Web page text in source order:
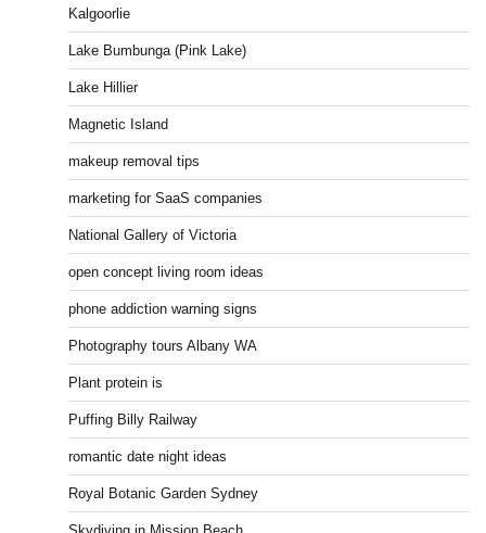
Kalgoorlie
Lake Bumbunga (Pink Lake)
Lake Hillier
Magnetic Island
makeup removal tips
marketing for SaaS companies
National Gallery of Victoria
open concept living room ideas
phone addiction warning signs
Photography tours Albany WA
Plant protein is
Puffing Billy Railway
romantic date night ideas
Royal Botanic Garden Sydney
Skydiving in Mission Beach